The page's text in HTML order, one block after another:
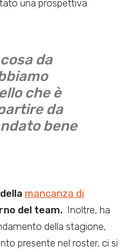
una prospettiva
da
che è
da
bene
mancanza di
del team. Inoltre, ha
della stagione,
presente nel roster, ci si